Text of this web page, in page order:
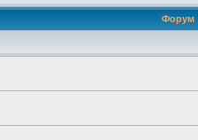
Форум